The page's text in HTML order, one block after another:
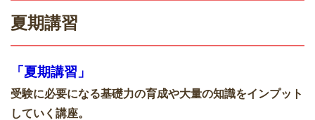
夏期講習
「夏期講習」
受験に必要になる基礎力の育成や大量の知識をインプット
していく講座。